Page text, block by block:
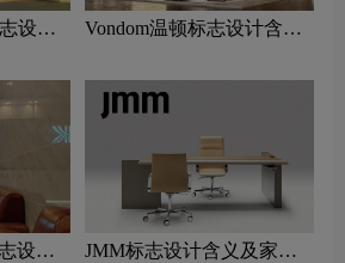
设计
Vondom温顿标志设计含义
设计
JMM标志设计含义及家具